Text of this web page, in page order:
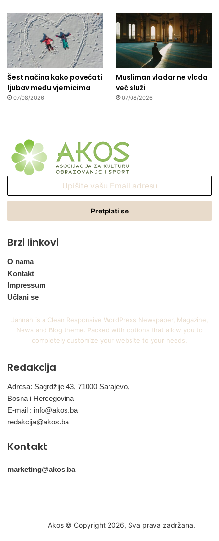
Šest načina kako povećati
ljubav među vjernicima
07/08/2026
Musliman vladar ne vlada
već služi
07/08/2026
Email
Brzi linkovi
O nama
Kontakt
Impressum
Učlani se
Jannah is a Clean Responsive WordPress Newspaper, Magazine,
News and Blog theme. Packed with options that allow you to
completely customize your website to your needs.
Redakcija
Adresa: Sagrdžije 43, 71000 Sarajevo,
Bosna i Hercegovina
E-mail : info@akos.ba
redakcija@akos.ba
Kontakt
marketing@akos.ba
Akos © Copyright 2026, Sva prava zadržana.